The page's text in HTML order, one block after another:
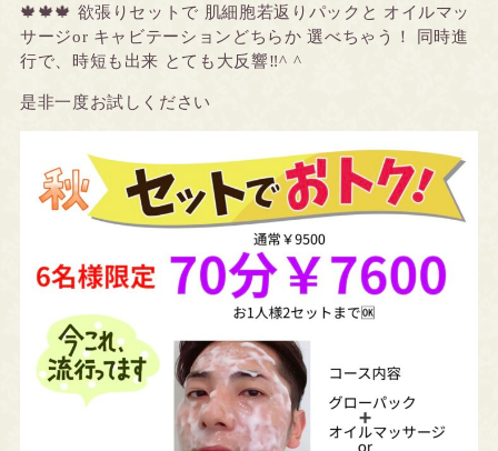
🍁🍁🍁 欲張りセットで 肌細胞若返りパックと オイルマッ
サージor キャビテーションどちらか 選べちゃう！ 同時進
行で、時短も出来 とても大反響‼️^ ^
是非一度お試しください